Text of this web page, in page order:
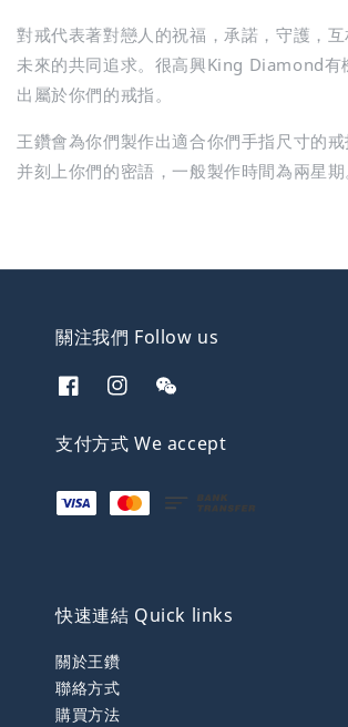
對戒代表著對戀人的祝福，承諾，守護，
未來的共同追求。很高興King Diamond有
出屬於你們的戒指。
王鑽會為你們製作出適合你們手指尺寸的戒
并刻上你們的密語，一般製作時間為兩星期
關注我們 Follow us
支付方式 We accept
快速連結 Quick links
關於王鑽
聯絡方式
購買方法